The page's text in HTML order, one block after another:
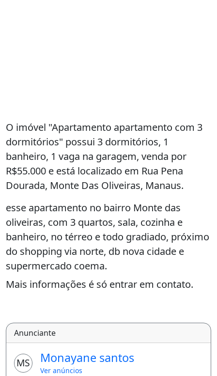
O imóvel "Apartamento apartamento com 3
dormitórios" possui 3 dormitórios, 1
banheiro, 1 vaga na garagem, venda por
R$55.000 e está localizado em Rua Pena
Dourada, Monte Das Oliveiras, Manaus.
esse apartamento no bairro Monte das
oliveiras, com 3 quartos, sala, cozinha e
banheiro, no térreo e todo gradiado, próximo
do shopping via norte, db nova cidade e
supermercado coema.
Mais informações é só entrar em contato.
Anunciante
MS Monayane santos
Ver anúncios